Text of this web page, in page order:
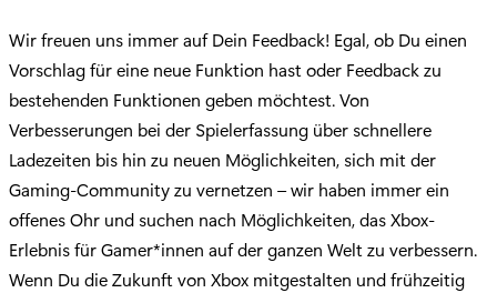
Wir freuen uns immer auf Dein Feedback! Egal, ob Du einen
Vorschlag für eine neue Funktion hast oder Feedback zu
bestehenden Funktionen geben möchtest. Von
Verbesserungen bei der Spielerfassung über schnellere
Ladezeiten bis hin zu neuen Möglichkeiten, sich mit der
Gaming-Community zu vernetzen – wir haben immer ein
offenes Ohr und suchen nach Möglichkeiten, das Xbox-
Erlebnis für Gamer*innen auf der ganzen Welt zu verbessern.
Wenn Du die Zukunft von Xbox mitgestalten und frühzeitig